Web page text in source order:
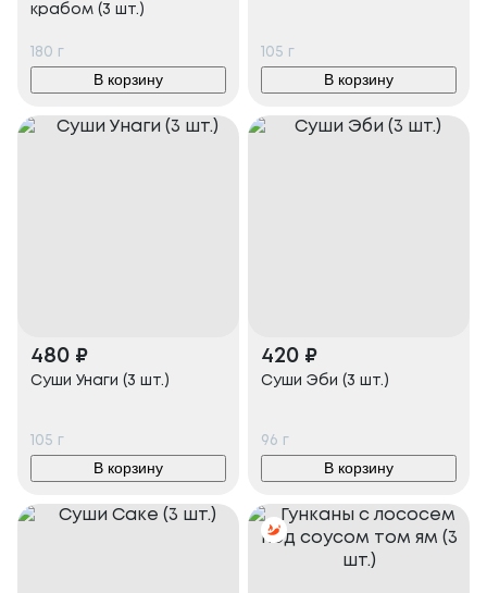
крабом (3 шт.)
180 г
В корзину
105 г
В корзину
480 ₽
Суши Унаги (3 шт.)
105 г
В корзину
420 ₽
Суши Эби (3 шт.)
96 г
В корзину